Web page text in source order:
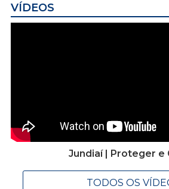
VÍDEOS
Jundiaí | Proteger e
TODOS OS